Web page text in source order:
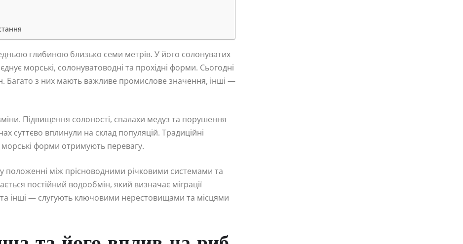
глибиною близько семи метрів. У його солонуватих
морські, солонуватоводні та прохідні форми. Сьогодні
Багато з них мають важливе промислове значення, інші —
Підвищення солоності, спалахи медуз та порушення
суттєво вплинули на склад популяцій. Традиційні
морські форми отримують перевагу.
положенні між прісноводними річковими системами та
постійний водообмін, який визначає міграції
інші — слугують ключовими нерестовищами та місцями